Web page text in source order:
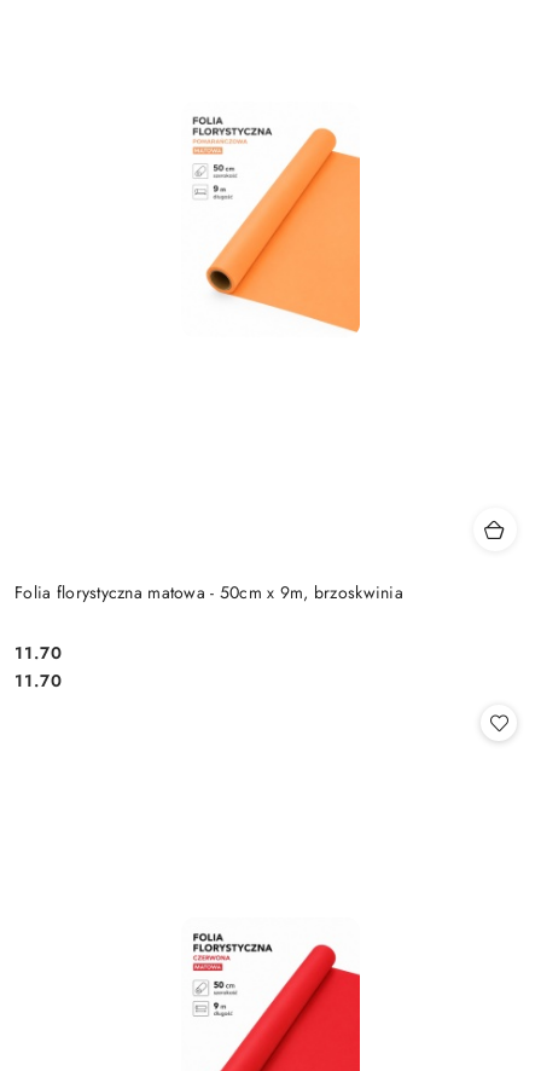
Folia florystyczna matowa - 50cm x 9m, brzoskwinia
Cena:
11.70
Cena:
11.70